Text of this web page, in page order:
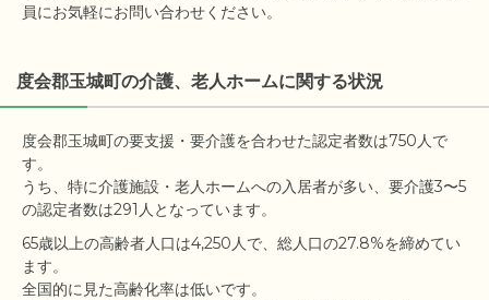
員にお気軽にお問い合わせください。
度会郡玉城町の介護、老人ホームに関する状況
度会郡玉城町の要支援・要介護を合わせた認定者数は750人で
す。
うち、特に介護施設・老人ホームへの入居者が多い、要介護3〜5
65歳以上の高齢者人口は4,250人で、総人口の27.8%を締めてい
ます。
全国的に見た高齢化率は低いです。